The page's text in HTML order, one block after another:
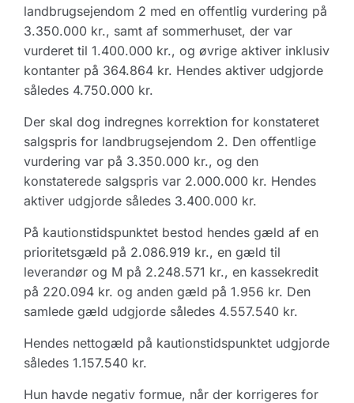
landbrugsejendom 2 med en offentlig vurdering på
3.350.000 kr., samt af sommerhuset, der var
vurderet til 1.400.000 kr., og øvrige aktiver inklusiv
kontanter på 364.864 kr. Hendes aktiver udgjorde
således 4.750.000 kr.
Der skal dog indregnes korrektion for konstateret
salgspris for landbrugsejendom 2. Den offentlige
vurdering var på 3.350.000 kr., og den
konstaterede salgspris var 2.000.000 kr. Hendes
aktiver udgjorde således 3.400.000 kr.
På kautionstidspunktet bestod hendes gæld af en
prioritetsgæld på 2.086.919 kr., en gæld til
leverandør og M på 2.248.571 kr., en kassekredit
på 220.094 kr. og anden gæld på 1.956 kr. Den
samlede gæld udgjorde således 4.557.540 kr.
Hendes nettogæld på kautionstidspunktet udgjorde
således 1.157.540 kr.
Hun havde negativ formue, når der korrigeres for